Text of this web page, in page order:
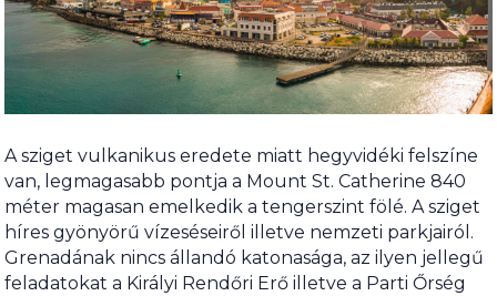
A sziget vulkanikus eredete miatt hegyvidéki felszíne
van, legmagasabb pontja a Mount St. Catherine 840
méter magasan emelkedik a tengerszint fölé. A sziget
híres gyönyörű vízeséseiről illetve nemzeti parkjairól.
Grenadának nincs állandó katonasága, az ilyen jellegű
feladatokat a Királyi Rendőri Erő illetve a Parti Őrség